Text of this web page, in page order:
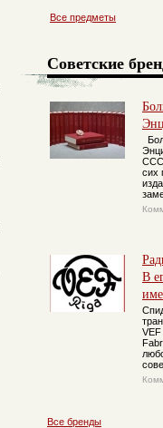
Все предметы
Советские
сих
В
Все бренды